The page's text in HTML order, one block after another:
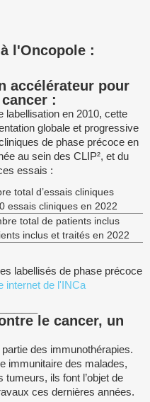
l'Oncopole :
accélérateur pour
:
labellisation en 2010, cette
globale et progressive
de phase précoce en
au sein des CLIP², et du
essais :
total d’essais cliniques
essais cliniques en 2022
total de patients inclus
inclus et traités en 2022
labellisés de phase précoce
internet de l'INCa
le cancer, un
des immunothérapies.
immunitaire des malades,
ils font l’objet de
ces dernières années.